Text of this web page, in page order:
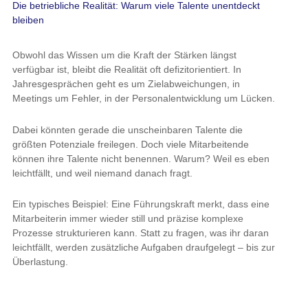
Die betriebliche Realität: Warum viele Talente unentdeckt
bleiben
Obwohl das Wissen um die Kraft der Stärken längst
verfügbar ist, bleibt die Realität oft defizitorientiert. In
Jahresgesprächen geht es um Zielabweichungen, in
Meetings um Fehler, in der Personalentwicklung um Lücken.
Dabei könnten gerade die unscheinbaren Talente die
größten Potenziale freilegen. Doch viele Mitarbeitende
können ihre Talente nicht benennen. Warum? Weil es eben
leichtfällt, und weil niemand danach fragt.
Ein typisches Beispiel: Eine Führungskraft merkt, dass eine
Mitarbeiterin immer wieder still und präzise komplexe
Prozesse strukturieren kann. Statt zu fragen, was ihr daran
leichtfällt, werden zusätzliche Aufgaben draufgelegt – bis zur
Überlastung.